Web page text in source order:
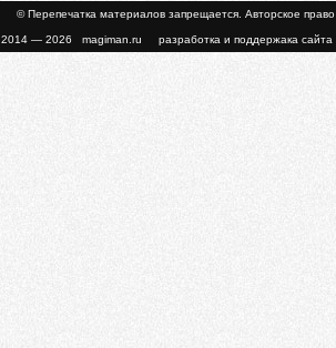
© Перепечатка материалов запрещается. Авторское
2014 — 2026 magiman.ru разработка и поддержака сайта